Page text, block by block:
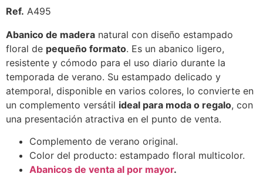
Ref. A495
Abanico de madera natural con diseño estampado
floral de pequeño formato. Es un abanico ligero,
resistente y cómodo para el uso diario durante la
temporada de verano. Su estampado delicado y
atemporal, disponible en varios colores, lo convierte en
un complemento versátil ideal para moda o regalo, con
una presentación atractiva en el punto de venta.
Complemento de verano original.
Color del producto: estampado floral multicolor.
Abanicos de venta al por mayor.